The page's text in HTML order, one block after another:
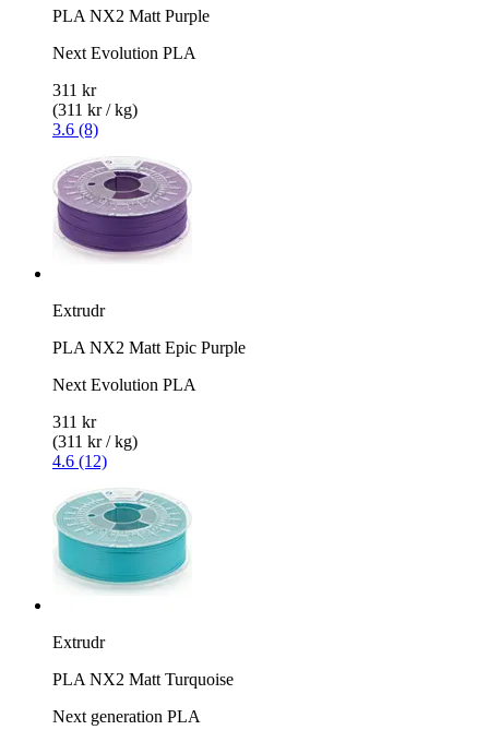
PLA NX2 Matt Purple
Next Evolution PLA
311 kr
(311 kr / kg)
3.6 (8)
Extrudr
PLA NX2 Matt Epic Purple
Next Evolution PLA
311 kr
(311 kr / kg)
4.6 (12)
Extrudr
PLA NX2 Matt Turquoise
Next generation PLA